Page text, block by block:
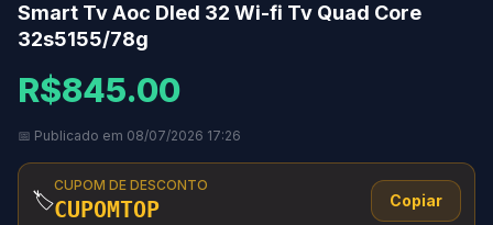
Smart Tv Aoc Dled 32 Wi-fi Tv Quad Core
32s5155/78g
R$845.00
📅 Publicado em 08/07/2026 17:26
🏷️
CUPOM DE DESCONTO
CUPOMTOP Copiar